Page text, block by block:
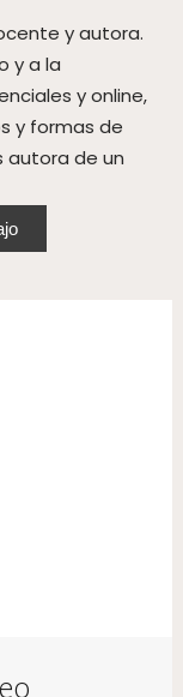
y autora.
y a la
y online,
y formas de
autora de un